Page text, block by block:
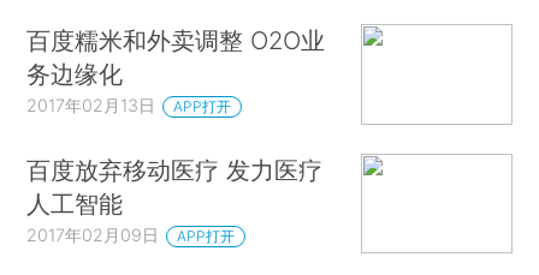
百度糯米和外卖调整 O2O业
务边缘化
2017年02月13日 APP打开
百度放弃移动医疗 发力医疗
人工智能
2017年02月09日 APP打开